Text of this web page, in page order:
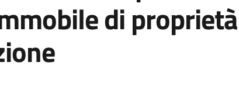
di proprietà